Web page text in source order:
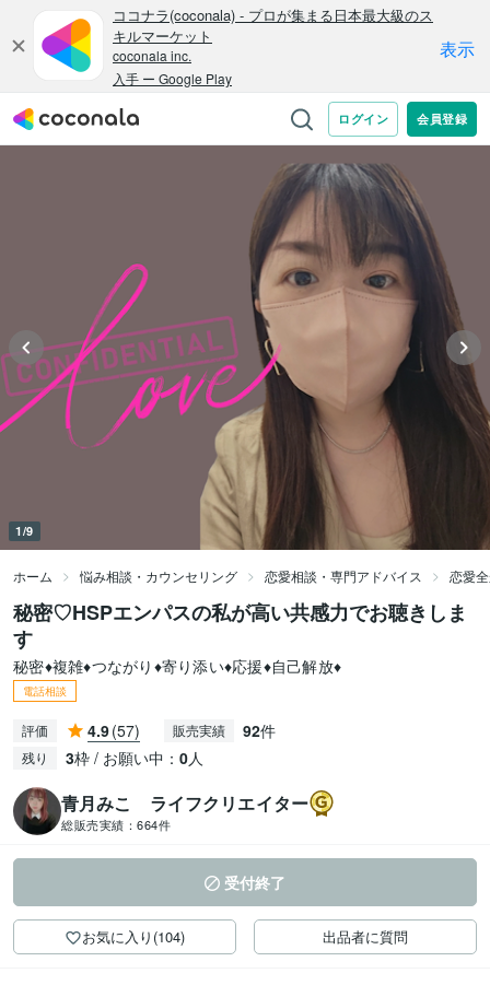
1/9
ホーム 悩み相談・カウンセリング 恋愛相談・専門アドバイス 恋愛
秘密♡HSPエンパスの私が高い共感力でお聴きしま
す
秘密♦️複雑♦️つながり♦️寄り添い♦️応援♦️自己解放♦️
電話相談
評価 4.9(57) 販売実績 92件
残り 3枠 / お願い中： 0人
青月みこ ライフクリエイター
総販売実績： 664件
受付終了
お気に入り(104) 出品者に質問